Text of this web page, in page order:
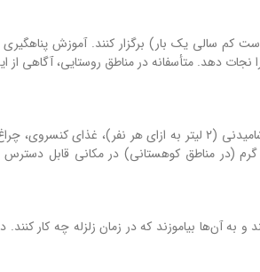
کم سالی یک بار) برگزار کنند. آموزش
نجات دهد. متأسفانه در مناطق روستایی، آگاهی از
هر خانواده (به ویژه در مناطق زلزله‌خیز) باید یک «کیسه اضطراری» شامل آب آشامیدنی (۲ لیتر به ازای هر
(در مناطق کوهستانی) در مکانی قابل
آن‌ها بیاموزند که در زمان زلزله چه کار کنند.